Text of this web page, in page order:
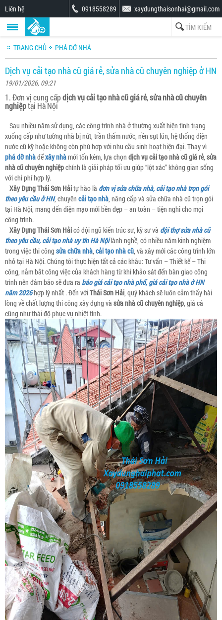
Liên hệ xaydungthaisonhai@gmail.com
0918558289
TRANG CHỦ PHÁ DỠ NHÀ
Dịch vụ cải tạo nhà cũ giá rẻ, sửa nhà cũ chuyên nghiệp ở HN
19/01/2026, 09:21
1. Đơn vị cung cấpdịch vụ cải tạo nhà cũ giá rẻ,sửa nhà cũ chuyên
nghiệptại Hà Nội
Sau nhiều năm sử dụng, các công trình nhà ở thường xuất hiện tình trạng
xuống cấp như tường nhà bị nứt, trần thấm nước, nền sụt lún, hệ thống điện
nước cũ kỹ hoặc không còn phù hợp với nhu cầu sinh hoạt hiện đại. Thay vì
phá dỡ nhàđểxây nhàmới tốn kém, lựa chọn dịch vụ cải tạo nhà cũ giá rẻ, sửa
nhà cũ chuyên nghiệpchính là giải pháp tối ưu giúp “lột xác” không gian sống
với chi phí hợp lý.
Xây Dựng Thái Sơn Hảitự hào là đơn vị sửa chữa nhà, cải tạo nhà trọn gói
theo yêu cầu ở HN, chuyên cải tạo nhà, nâng cấp và sửa chữa nhà cũ trọn gói
tại Hà Nội, mang đến diện mạo mới bền đẹp – an toàn – tiện nghi cho mọi
công trình.
Xây Dựng Thái Sơn Hảicó đội ngũ kiến trúc sư, kỹ sư và đội thợ sửa nhà cũ
theo yêu cầu, cải tạo nhà uy tín Hà Nộilành nghề, có nhiều năm kinh nghiệm
trong việc thi công sửa chữa nhà, cải tạo nhà cũ, và xây mới các công trình lớn
nhỏ tại Hà Nội. Chúng tôi thực hiện tất cả các khâu: Tư vấn – Thiết kế – Thi
công, nắm bắt công việc của khách hàng từ khi khảo sát đến bàn giao công
trình nên đảm bảo sẽ đưa ra báo giá cải tạo nhà phố, giá cải tạo nhà ở HN
năm 2026hợp lý nhất . Đến vớiThái Sơn Hải, quý khách sẽ luôn cảm thấy hài
lòng về chất lượng thi công xây dựng và sửa nhà cũ chuyên nghiệp, giá cả
cũng như thái độ phục vụ nhiệt tình.